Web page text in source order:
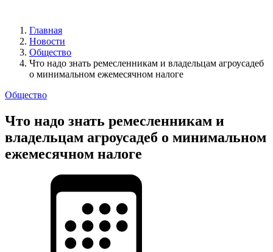
Главная
Новости
Общество
Что надо знать ремесленникам и владельцам агроусадеб
о минимальном ежемесячном налоге
Общество
Что надо знать ремесленникам и
владельцам агроусадеб о минимальном
ежемесячном налоге